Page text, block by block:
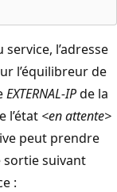
l’adresse
l’équilibreur de
EXTERNAL-IPde la
l’état <en attente>
peut prendre
sortie suivant
: